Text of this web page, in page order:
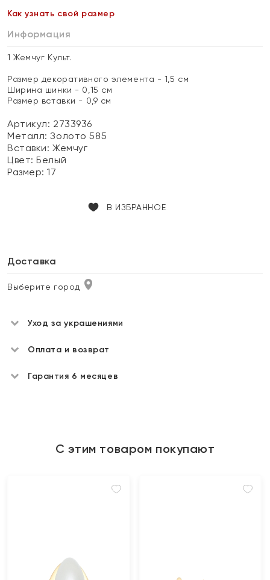
Как узнать свой размер
Информация
1 Жемчуг Культ.
Размер декоративного элемента - 1,5 см
Ширина шинки - 0,15 см
Размер вставки - 0,9 см
Артикул: 2733936
Металл:Золото 585
Вставки:Жемчуг
Цвет:Белый
Размер:17
В ИЗБРАННОЕ
Доставка
Выберите город
Уход за украшениями
Оплата и возврат
Гарантия 6 месяцев
С этим товаром покупают